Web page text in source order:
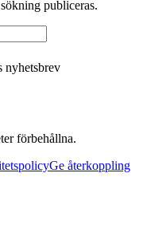
publiceras.
nyhetsbrev
förbehållna.
Ge återkoppling